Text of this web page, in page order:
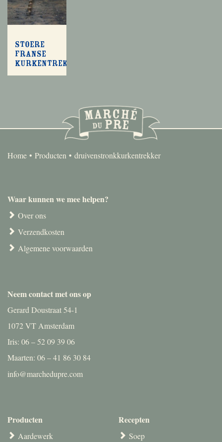
Stoere
franse
kurkentrekker
Home Producten druivenstronkkurkentrekker
Waar kunnen we mee helpen?
Over ons
Verzendkosten
Algemene voorwaarden
Neem contact met ons op
Gerard Doustraat 54-1
1072 VT Amsterdam
Iris: 06 – 52 09 39 06
Maarten: 06 – 41 86 30 84
info@marchedupre.com
Producten
Aardewerk
Recepten
Soep